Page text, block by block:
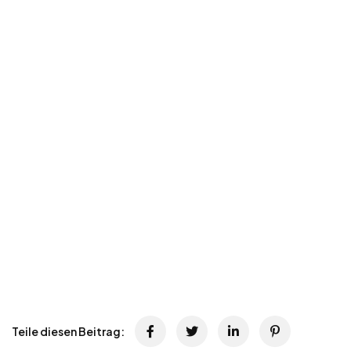
Teile diesen Beitrag: